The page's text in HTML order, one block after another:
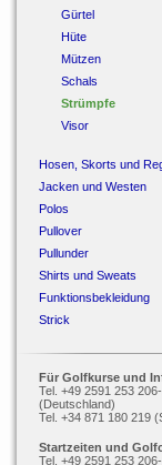
Gürtel
Hüte
Mützen
Schals
Strümpfe
Visor
Hosen, Skorts und
Jacken und Westen
Polos
Pullover
Pullunder
Shirts und Sweats
Funktionsbekleidung
Strick
Für Golfkurse und
Tel. +49 2591 253 206-
(Deutschland)
Tel. +34 871 180 219
Startzeiten und
Tel. +49 2591 253